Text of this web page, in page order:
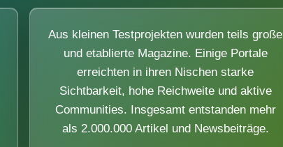
Aus kleinen Testprojekten wurden teils große
und etablierte Magazine. Einige Portale
erreichten in ihren Nischen starke
Sichtbarkeit, hohe Reichweite und aktive
Communities. Insgesamt entstanden mehr
als 2.000.000 Artikel und Newsbeiträge.